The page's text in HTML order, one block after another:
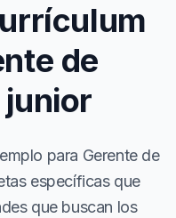
de
para Gerente de
específicas que
que buscan los